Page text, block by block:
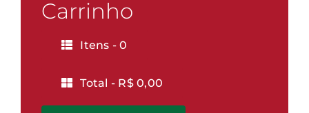
quantidade
Carrinho
Itens -0
Total - R$0,00